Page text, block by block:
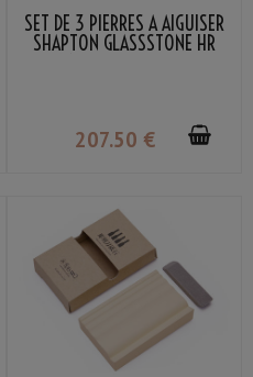
SET DE 3 PIERRES À AIGUISER
SHAPTON GLASSSTONE HR
207.50 €